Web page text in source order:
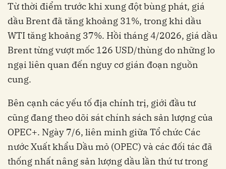
Từ thời điểm trước khi xung đột bùng phát, giá
dầu Brent đã tăng khoảng 31%, trong khi dầu
WTI tăng khoảng 37%. Hồi tháng 4/2026, giá dầu
Brent từng vượt mốc 126 USD/thùng do những lo
ngại liên quan đến nguy cơ gián đoạn nguồn
cung.
Bên cạnh các yếu tố địa chính trị, giới đầu tư
cũng đang theo dõi sát chính sách sản lượng của
OPEC+. Ngày 7/6, liên minh giữa Tổ chức Các
nước Xuất khẩu Dầu mỏ (OPEC) và các đối tác đã
thống nhất nâng sản lượng dầu lần thứ tư trong